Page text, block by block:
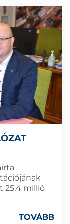
25,4 millió
TOVÁBB